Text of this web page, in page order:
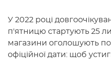
У 2022 році
п'ятницю стартують 25
магазини оголошують
офіційної дати: щоб